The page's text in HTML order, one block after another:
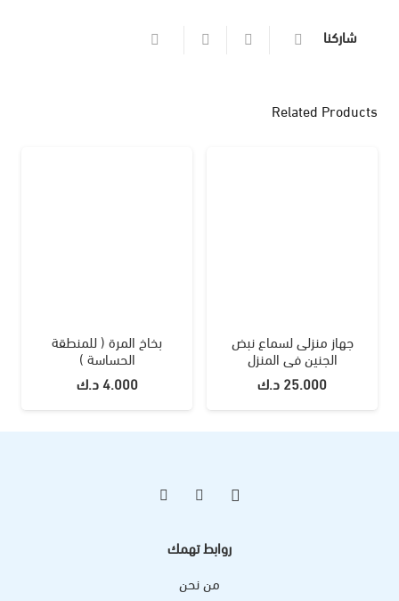
البوتوكس
الفيلر
شاركنا
Related Products
جهاز منزلى لسماع نبض
الجنين فى المنزل
25.000 د.ك
بخاخ المرة ( للمنطقة
الحساسة )
4.000د.ك
روابط تهمك
من نحن